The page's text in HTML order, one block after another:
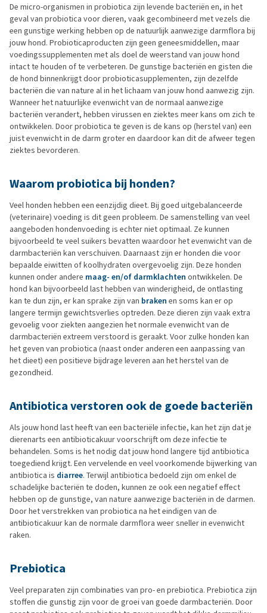
De micro-organismen in probiotica zijn levende bacteriën en, in het
geval van probiotica voor dieren, vaak gecombineerd met vezels die
een gunstige werking hebben op de natuurlijk aanwezige darmflora bij
jouw hond. Probioticaproducten zijn geen geneesmiddellen, maar
voedingssupplementen met als doel de weerstand van jouw hond
intact te houden of te verbeteren. De gunstige bacteriën en gisten die
de hond binnenkrijgt door probioticasupplementen, zijn dezelfde
bacteriën die van nature al in het lichaam van jouw hond aanwezig zijn.
Wanneer het natuurlijke evenwicht van de normaal aanwezige
bacteriën verandert, hebben virussen en ziektes meer kans om zich te
ontwikkelen. Door probiotica te geven is de kans op (herstel van) een
juist evenwicht in de darm groter en daardoor kan dit de afweer tegen
ziektes bevorderen.
Waarom probiotica bij honden?
Veel honden hebben een eenzijdig dieet. Bij goed uitgebalanceerde
(veterinaire) voeding is dit geen probleem. De samenstelling van veel
aangeboden hondenvoeding is echter niet optimaal. Ze kunnen
bijvoorbeeld te veel suikers bevatten waardoor het evenwicht van de
darmbacteriën kan verschuiven. Daarnaast zijn er honden die voor
bepaalde eiwitten of koolhydraten overgevoelig zijn. Deze honden
kunnen onder andere maag- en/of darmklachten ontwikkelen. De
hond kan bijvoorbeeld last hebben van winderigheid, de ontlasting
kan te dun zijn, er kan sprake zijn van braken en soms kan er op
langere termijn gewichtsverlies optreden. Deze dieren zijn vaak extra
gevoelig voor ziekten aangezien het normale evenwicht van de
darmbacteriën extreem verstoord is geraakt. Voor zulke honden kan
het geven van probiotica (naast onder anderen een aanpassing van
het dieet) een positieve bijdrage leveren aan het herstel van de
gezondheid.
Antibiotica verstoren ook de goede bacteriën
Als jouw hond last heeft van een bacteriële infectie, kan het zijn dat je
dierenarts een antibioticakuur voorschrijft om deze infectie te
behandelen. Soms is het nodig dat jouw hond langere tijd antibiotica
toegediend krijgt. Een vervelende en veel voorkomende bijwerking van
antibiotica is diarree. Terwijl antibiotica bedoeld zijn om enkel de
schadelijke bacteriën te doden, kunnen ze ook een negatief effect
hebben op de gunstige, van nature aanwezige bacteriën in de darmen.
Door het verstrekken van probiotica na het eindigen van de
antibioticakuur kan de normale darmflora weer sneller in evenwicht
raken.
Prebiotica
Veel preparaten zijn combinaties van pro- en prebiotica. Prebiotica zijn
stoffen die gunstig zijn voor de groei van goede darmbacteriën. Door